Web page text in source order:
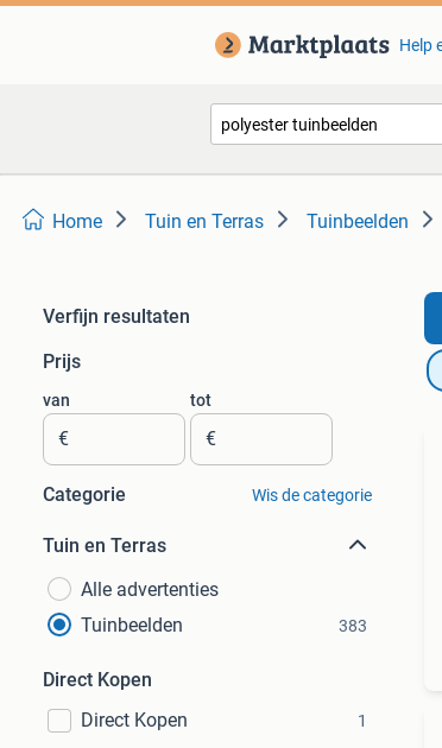
Help
Home Tuin en Terras Tuinbeelden
Verfijn resultaten
Prijs
van
€
tot
€
Categorie Wis de categorie
Tuin en Terras
Alle advertenties
Tuinbeelden
383
Direct Kopen
Direct Kopen
1